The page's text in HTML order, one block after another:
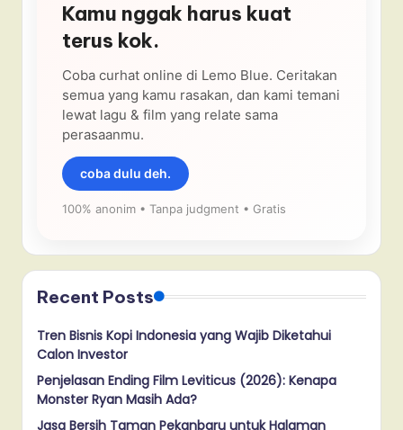
Kamu nggak harus kuat
terus kok.
Coba curhat online di Lemo Blue. Ceritakan
semua yang kamu rasakan, dan kami temani
lewat lagu & film yang relate sama
perasaanmu.
coba dulu deh.
100% anonim • Tanpa judgment • Gratis
Recent Posts
Tren Bisnis Kopi Indonesia yang Wajib Diketahui
Calon Investor
Penjelasan Ending Film Leviticus (2026): Kenapa
Monster Ryan Masih Ada?
Jasa Bersih Taman Pekanbaru untuk Halaman